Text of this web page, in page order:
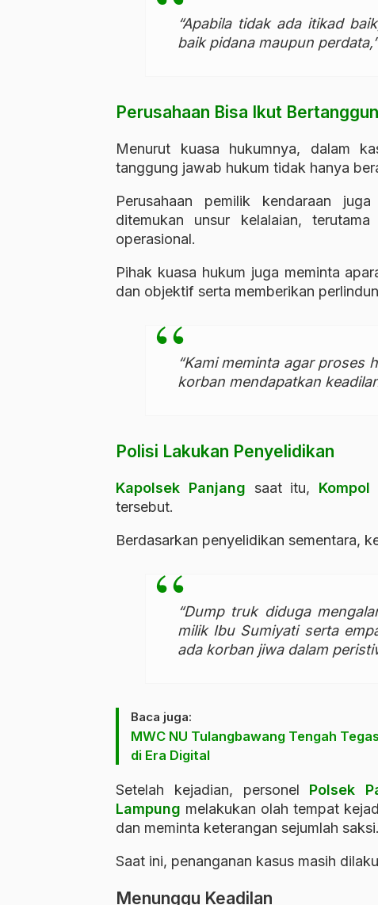
“Apabila tidak ada itikad
baik pidana maupun
Perusahaan Bisa Ikut
Menurut kuasa hukumnya, dalam
tanggung jawab hukum tidak hanya
Perusahaan pemilik kendaraan
ditemukan unsur kelalaian,
operasional.
Pihak kuasa hukum juga meminta
dan objektif serta memberikan
“Kami meminta agar proses
korban mendapatkan
Polisi Lakukan Penyelidikan
Kapolsek Panjang saat itu, Kompol
tersebut.
Berdasarkan penyelidikan sementara,
“Dump truk diduga
milik Ibu Sumiyati serta
ada korban jiwa dalam
Baca juga:
MWC NU Tulangbawang Tengah
di Era Digital
Setelah kejadian, personel Polsek
Lampung melakukan olah tempat
dan meminta keterangan sejumlah saksi.
Saat ini, penanganan kasus masih
Menunggu Keadilan